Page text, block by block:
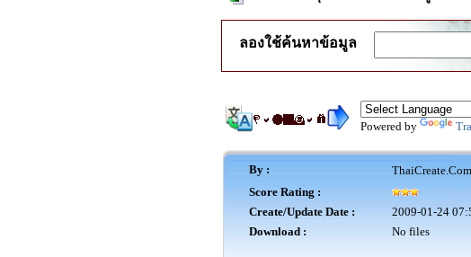
ลองใช้ค้นหาข้อมูล
Powered by
By :
Score Rating :
Create/Update Date :
2009-01-24
Download :
No files